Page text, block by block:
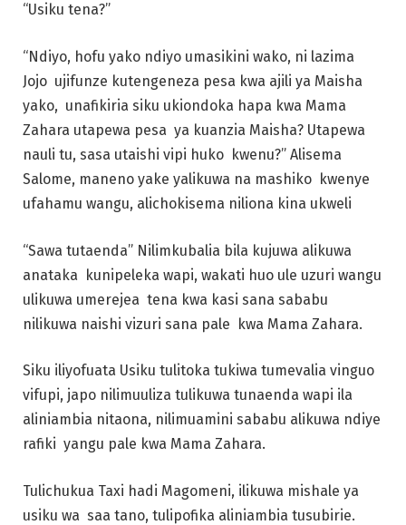
“Usiku tena?”
“Ndiyo, hofu yako ndiyo umasikini wako, ni lazima
Jojo ujifunze kutengeneza pesa kwa ajili ya Maisha
yako, unafikiria siku ukiondoka hapa kwa Mama
Zahara utapewa pesa ya kuanzia Maisha? Utapewa
nauli tu, sasa utaishi vipi huko kwenu?” Alisema
Salome, maneno yake yalikuwa na mashiko kwenye
ufahamu wangu, alichokisema niliona kina ukweli
“Sawa tutaenda” Nilimkubalia bila kujuwa alikuwa
anataka kunipeleka wapi, wakati huo ule uzuri wangu
ulikuwa umerejea tena kwa kasi sana sababu
nilikuwa naishi vizuri sana pale kwa Mama Zahara.
Siku iliyofuata Usiku tulitoka tukiwa tumevalia vinguo
vifupi, japo nilimuuliza tulikuwa tunaenda wapi ila
aliniambia nitaona, nilimuamini sababu alikuwa ndiye
rafiki yangu pale kwa Mama Zahara.
Tulichukua Taxi hadi Magomeni, ilikuwa mishale ya
usiku wa saa tano, tulipofika aliniambia tusubirie.